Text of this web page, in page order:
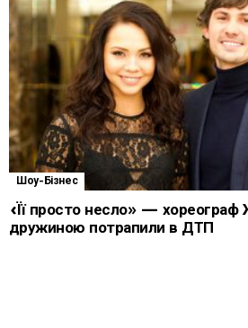
Шоу-Бізнес
«Її просто несло» — хореограф
дружиною потрапили в ДТП